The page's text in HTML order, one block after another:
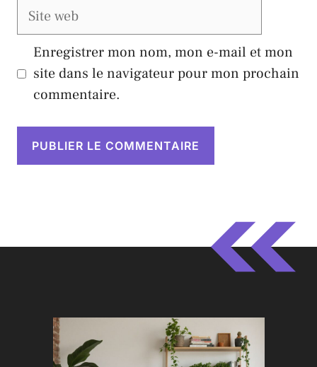
Site
Enregistrer mon nom, mon e-mail et mon
site dans le navigateur pour mon prochain
commentaire.
e